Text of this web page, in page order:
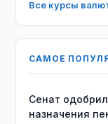
Все курсы
САМОЕ
Сенат
назначения